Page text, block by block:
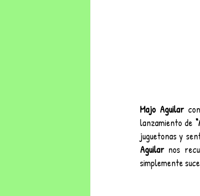
Majo Aguilar
lanzamiento de
juguetonas y
Aguilar nos
simplemente